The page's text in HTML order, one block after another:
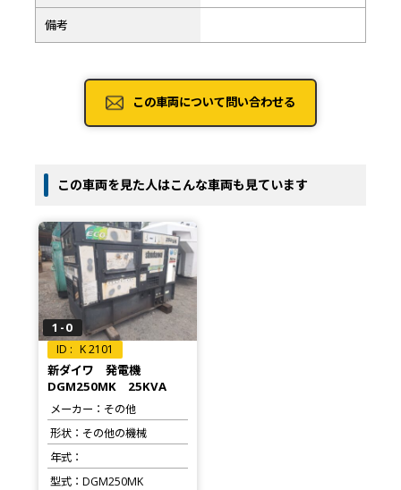
備考
この車両について問い合わせる
この車両を見た人はこんな車両も見ています
1-0
K 2101
新ダイワ 発電機
DGM250MK 25KVA
メーカー
その他
形状
その他の機械
年式
型式
DGM250MK